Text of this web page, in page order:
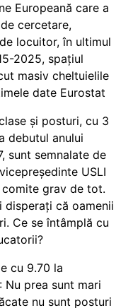
Europeană care a
cercetare,
locuitor, în ultimul
2025, spațiul
masiv cheltuielile
date Eurostat
și posturi, cu 3
debutul anului
sunt semnalate de
USLI
grav de tot.
disperați că oamenii
Ce se întâmplă cu
cu 9.70 la
prea sunt mari
nu sunt posturi